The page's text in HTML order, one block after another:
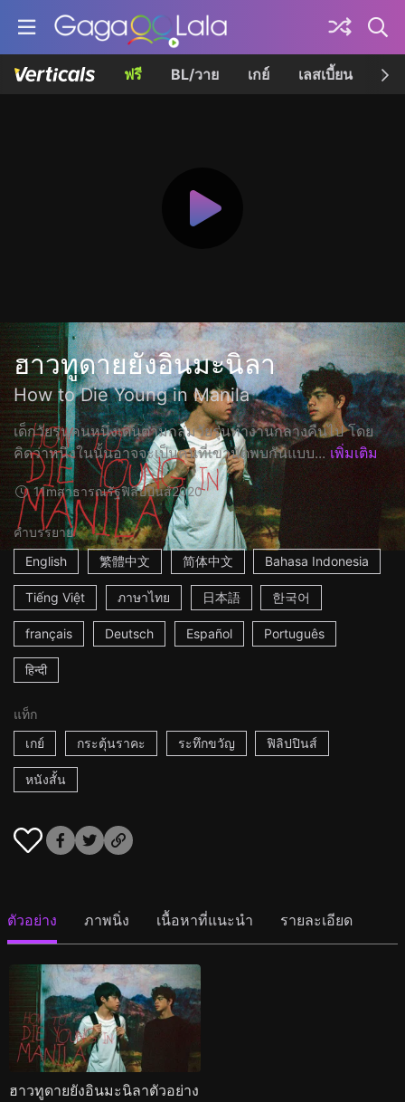
ฟรี BL/วาย เกย์ เลสเบี้ยน เค
ฮาวทูดายยังอินมะนิลา
How to Die Young in Manila
เด็กวัยรุ่นคนหนึ่งเดินตามกลุ่มวัยรุ่นทำงานกลางคืนไป โดย
คิดว่าหนึ่งในนั้นอาจจะเป็นคนที่เขานัดพบกันแบบ... เพิ่มเติม
11mสาธารณรัฐฟิลิปปินส์2020
คำบรรยาย
English
繁體中文 简体中文 Bahasa Indonesia
Tiếng Việt ภาษาไทย 日本語 한국어
français Deutsch Español Português
हिन्दी
แท็ก
เกย์
กระตุ้นราคะ ระทึกขวัญ ฟิลิปปินส์
หนังสั้น
ตัวอย่าง ภาพนิ่ง เนื้อหาที่แนะนำ รายละเอียด
ฮาวทูดายยังอินมะนิลาตัวอย่าง